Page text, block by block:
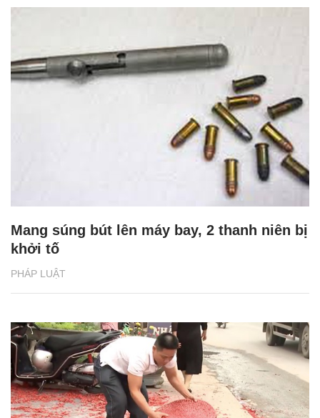
PHÁP LUẬT
Mang súng bút lên máy bay, 2 thanh niên bị
khởi tố